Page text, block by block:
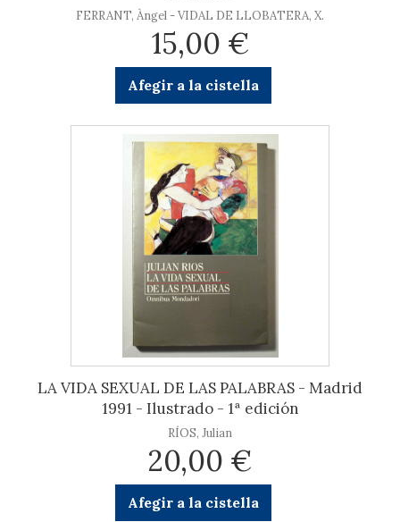
FERRANT, Àngel - VIDAL DE LLOBATERA, X.
15,00 €
Afegir a la cistella
LA VIDA SEXUAL DE LAS PALABRAS - Madrid
1991 - Ilustrado - 1ª edición
RÍOS, Julian
20,00 €
Afegir a la cistella